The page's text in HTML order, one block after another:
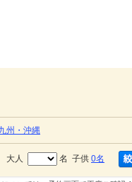
州・沖縄
大人 名 子供 0名